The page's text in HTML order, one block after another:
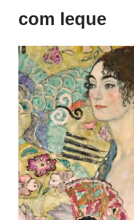
com leque